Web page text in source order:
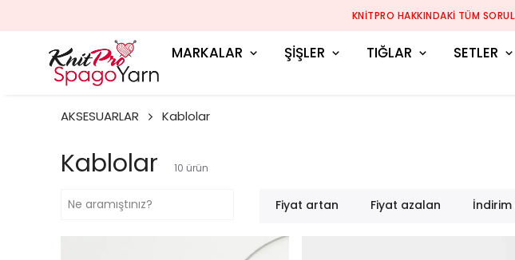
KNITPRO HAKKINDAKI TÜM
MARKALAR ŞİŞLER TIĞLAR SETLER
AKSESUARLAR Kablolar
Kablolar 10 ürün
Fiyat artan Fiyat azalan